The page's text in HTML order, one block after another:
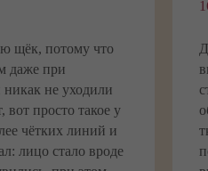
щёк, потому что
даже при
не уходили
вот просто такое у
чётких линий и
лицо стало вроде